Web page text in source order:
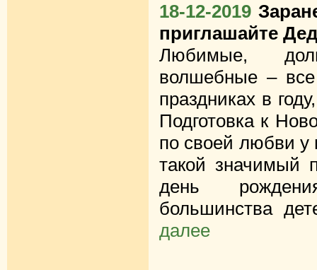
18-12-2019
приглашайте
Любимые,
волшебные –
праздниках в
Подготовка к
по своей любви у
такой значимый
день
большинства
далее